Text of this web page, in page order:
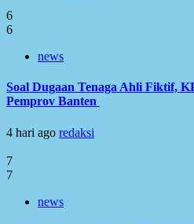
6
6
news
Soal Dugaan Tenaga Ahli Fiktif,
Pemprov Banten
4 hari ago redaksi
7
7
news